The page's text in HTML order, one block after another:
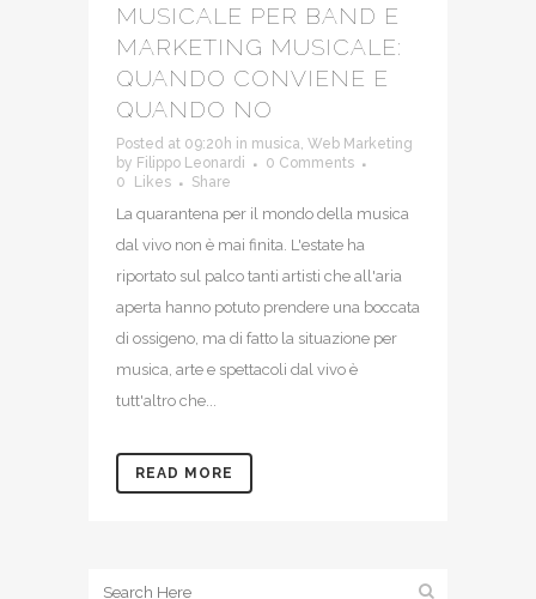
MUSICALE PER BAND E
MARKETING MUSICALE:
QUANDO CONVIENE E
QUANDO NO
Posted at 09:20h in musica, Web Marketing
by Filippo Leonardi
0 Comments
0
Likes Share
La quarantena per il mondo della musica
dal vivo non è mai finita. L'estate ha
riportato sul palco tanti artisti che all'aria
aperta hanno potuto prendere una boccata
di ossigeno, ma di fatto la situazione per
musica, arte e spettacoli dal vivo è
tutt'altro che...
READ MORE